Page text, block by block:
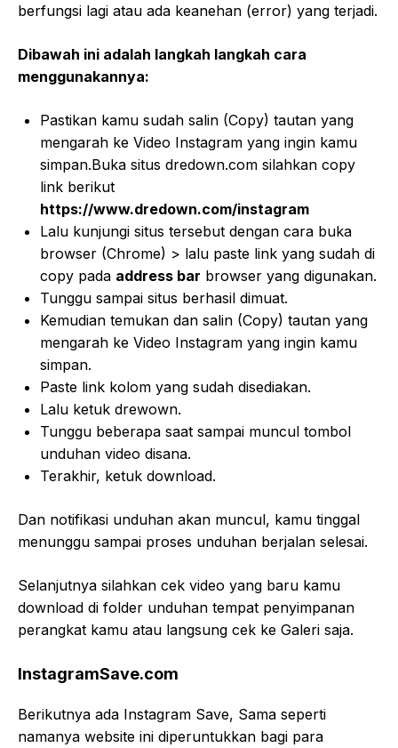
berfungsi lagi atau ada keanehan (error) yang terjadi.
Dibawah ini adalah langkah langkah cara
menggunakannya:
Pastikan kamu sudah salin (Copy) tautan yang
mengarah ke Video Instagram yang ingin kamu
simpan.Buka situs dredown.com silahkan copy
link berikut
https://www.dredown.com/instagram
Lalu kunjungi situs tersebut dengan cara buka
browser (Chrome) > lalu paste link yang sudah di
copy pada address bar browser yang digunakan.
Tunggu sampai situs berhasil dimuat.
Kemudian temukan dan salin (Copy) tautan yang
mengarah ke Video Instagram yang ingin kamu
simpan.
Paste link kolom yang sudah disediakan.
Lalu ketuk drewown.
Tunggu beberapa saat sampai muncul tombol
unduhan video disana.
Terakhir, ketuk download.
Dan notifikasi unduhan akan muncul, kamu tinggal
menunggu sampai proses unduhan berjalan selesai.
Selanjutnya silahkan cek video yang baru kamu
download di folder unduhan tempat penyimpanan
perangkat kamu atau langsung cek ke Galeri saja.
InstagramSave.com
Berikutnya ada Instagram Save, Sama seperti
namanya website ini diperuntukkan bagi para